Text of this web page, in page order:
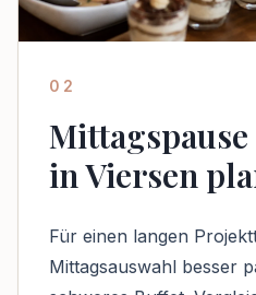
02
in Viersen
Für einen langen
Mittagsauswahl besser